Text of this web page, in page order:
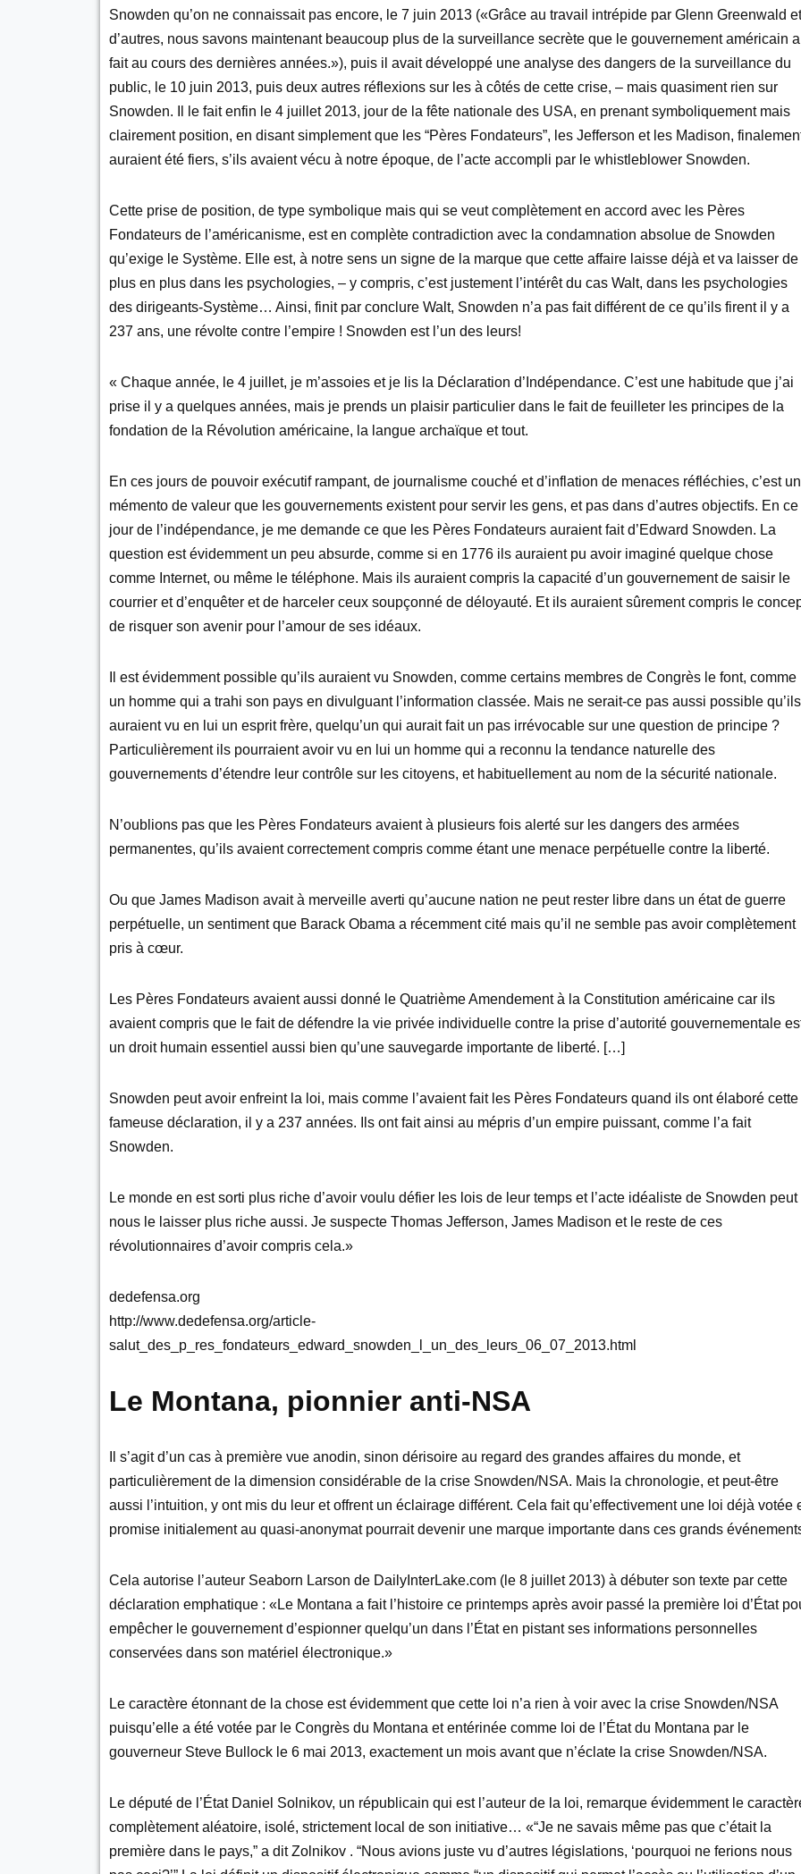
Snowden qu’on ne connaissait pas encore, le 7 juin 2013 («Grâce au travail intrépide par Glenn Greenwald et
d’autres, nous savons maintenant beaucoup plus de la surveillance secrète que le gouvernement américain a
fait au cours des dernières années.»), puis il avait développé une analyse des dangers de la surveillance du
public, le 10 juin 2013, puis deux autres réflexions sur les à côtés de cette crise, – mais quasiment rien sur
Snowden. Il le fait enfin le 4 juillet 2013, jour de la fête nationale des USA, en prenant symboliquement mais
clairement position, en disant simplement que les “Pères Fondateurs”, les Jefferson et les Madison,
auraient été fiers, s’ils avaient vécu à notre époque, de l’acte accompli par le whistleblower Snowden.
Cette prise de position, de type symbolique mais qui se veut complètement en accord avec les Pères
Fondateurs de l’américanisme, est en complète contradiction avec la condamnation absolue de Snowden
qu’exige le Système. Elle est, à notre sens un signe de la marque que cette affaire laisse déjà et va laisser de
plus en plus dans les psychologies, – y compris, c’est justement l’intérêt du cas Walt, dans les psychologies
des dirigeants-Système… Ainsi, finit par conclure Walt, Snowden n’a pas fait différent de ce qu’ils firent il y a
237 ans, une révolte contre l’empire ! Snowden est l’un des leurs!
« Chaque année, le 4 juillet, je m’assoies et je lis la Déclaration d’Indépendance. C’est une habitude que j’ai
prise il y a quelques années, mais je prends un plaisir particulier dans le fait de feuilleter les principes de la
fondation de la Révolution américaine, la langue archaïque et tout.
En ces jours de pouvoir exécutif rampant, de journalisme couché et d’inflation de menaces réfléchies, c’est un
mémento de valeur que les gouvernements existent pour servir les gens, et pas dans d’autres objectifs. En ce
jour de l’indépendance, je me demande ce que les Pères Fondateurs auraient fait d’Edward Snowden. La
question est évidemment un peu absurde, comme si en 1776 ils auraient pu avoir imaginé quelque chose
comme Internet, ou même le téléphone. Mais ils auraient compris la capacité d’un gouvernement de saisir le
courrier et d’enquêter et de harceler ceux soupçonné de déloyauté. Et ils auraient sûrement compris le
de risquer son avenir pour l’amour de ses idéaux.
Il est évidemment possible qu’ils auraient vu Snowden, comme certains membres de Congrès le font, comme
un homme qui a trahi son pays en divulguant l’information classée. Mais ne serait-ce pas aussi possible qu’ils
auraient vu en lui un esprit frère, quelqu’un qui aurait fait un pas irrévocable sur une question de principe ?
Particulièrement ils pourraient avoir vu en lui un homme qui a reconnu la tendance naturelle des
gouvernements d’étendre leur contrôle sur les citoyens, et habituellement au nom de la sécurité nationale.
N’oublions pas que les Pères Fondateurs avaient à plusieurs fois alerté sur les dangers des armées
permanentes, qu’ils avaient correctement compris comme étant une menace perpétuelle contre la liberté.
Ou que James Madison avait à merveille averti qu’aucune nation ne peut rester libre dans un état de guerre
perpétuelle, un sentiment que Barack Obama a récemment cité mais qu’il ne semble pas avoir complètement
pris à cœur.
Les Pères Fondateurs avaient aussi donné le Quatrième Amendement à la Constitution américaine car ils
avaient compris que le fait de défendre la vie privée individuelle contre la prise d’autorité gouvernementale
un droit humain essentiel aussi bien qu’une sauvegarde importante de liberté. […]
Snowden peut avoir enfreint la loi, mais comme l’avaient fait les Pères Fondateurs quand ils ont élaboré cette
fameuse déclaration, il y a 237 années. Ils ont fait ainsi au mépris d’un empire puissant, comme l’a fait
Snowden.
Le monde en est sorti plus riche d’avoir voulu défier les lois de leur temps et l’acte idéaliste de Snowden peut
nous le laisser plus riche aussi. Je suspecte Thomas Jefferson, James Madison et le reste de ces
révolutionnaires d’avoir compris cela.»
dedefensa.org
http://www.dedefensa.org/article-
salut_des_p_res_fondateurs_edward_snowden_l_un_des_leurs_06_07_2013.html
Le Montana, pionnier anti-NSA
Il s’agit d’un cas à première vue anodin, sinon dérisoire au regard des grandes affaires du monde, et
particulièrement de la dimension considérable de la crise Snowden/NSA. Mais la chronologie, et peut-être
aussi l’intuition, y ont mis du leur et offrent un éclairage différent. Cela fait qu’effectivement une loi déjà votée
promise initialement au quasi-anonymat pourrait devenir une marque importante dans ces grands
Cela autorise l’auteur Seaborn Larson de DailyInterLake.com (le 8 juillet 2013) à débuter son texte par cette
déclaration emphatique : «Le Montana a fait l’histoire ce printemps après avoir passé la première loi d’État
empêcher le gouvernement d’espionner quelqu’un dans l’État en pistant ses informations personnelles
conservées dans son matériel électronique.»
Le caractère étonnant de la chose est évidemment que cette loi n’a rien à voir avec la crise Snowden/NSA
puisqu’elle a été votée par le Congrès du Montana et entérinée comme loi de l’État du Montana par le
gouverneur Steve Bullock le 6 mai 2013, exactement un mois avant que n’éclate la crise Snowden/NSA.
Le député de l’État Daniel Solnikov, un républicain qui est l’auteur de la loi, remarque évidemment le
complètement aléatoire, isolé, strictement local de son initiative… «“Je ne savais même pas que c’était la
première dans le pays,” a dit Zolnikov . “Nous avions juste vu d’autres législations, ‘pourquoi ne ferions nous